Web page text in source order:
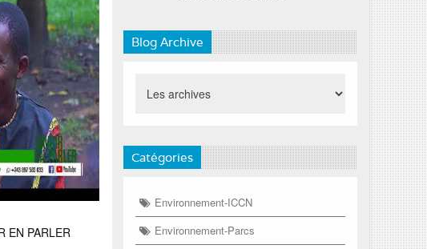
EN PARLER
Blog Archive
Catégories
Environnement-ICCN
Environnement-Parcs